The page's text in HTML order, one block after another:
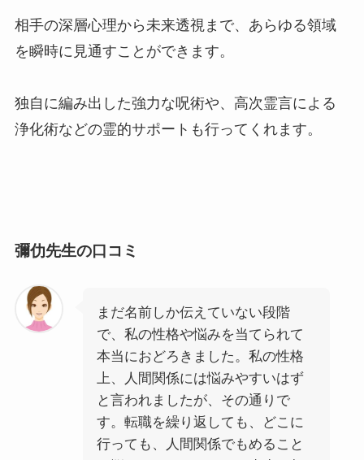
相手の深層心理から未来透視まで、あらゆる領域
を瞬時に見通すことができます。
独自に編み出した強力な呪術や、高次霊言による
浄化術などの霊的サポートも行ってくれます。
彌仂先生の口コミ
まだ名前しか伝えていない段階
で、私の性格や悩みを当てられて
本当におどろきました。私の性格
上、人間関係には悩みやすいはず
と言われましたが、その通りで
す。転職を繰り返しても、どこに
行っても、人間関係でもめること